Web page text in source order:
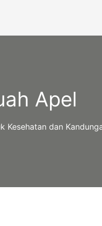
Apel
Kesehatan dan